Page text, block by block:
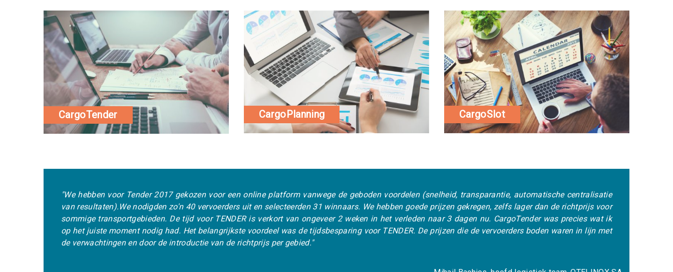
CargoTender CargoPlanning CargoSlot
"We hebben voor Tender 2017 gekozen voor een online platform vanwege de geboden voordelen (snelheid, transparantie, automatische centralisatie
van resultaten). We nodigden zo'n 40 vervoerders uit en selecteerden 31 winnaars. We hebben goede prijzen gekregen, zelfs lager dan de richtprijs voor
sommige transportgebieden. De tijd voor TENDER is verkort van ongeveer 2 weken in het verleden naar 3 dagen nu. CargoTender was precies wat ik
op het juiste moment nodig had. Het belangrijkste voordeel was de tijdsbesparing voor TENDER. De prijzen die de vervoerders boden waren in lijn met
de verwachtingen en door de introductie van de richtprijs per gebied."